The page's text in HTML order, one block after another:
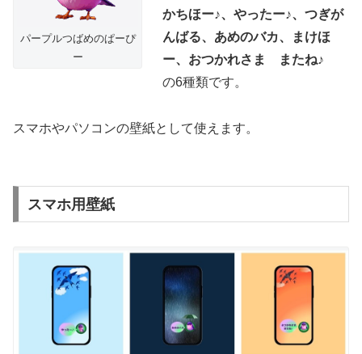
パープルつばめのぱーぴ
ー
かちほー♪、やったー♪、つぎが
んばる、あめのバカ、まけほ
ー、おつかれさま またね♪
の6種類です。
スマホやパソコンの壁紙として使えます。
スマホ用壁紙